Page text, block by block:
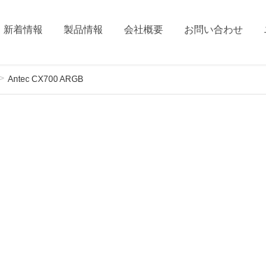
新着情報 製品情報 会社概要 お問い合わせ
Antec CX700 ARGB